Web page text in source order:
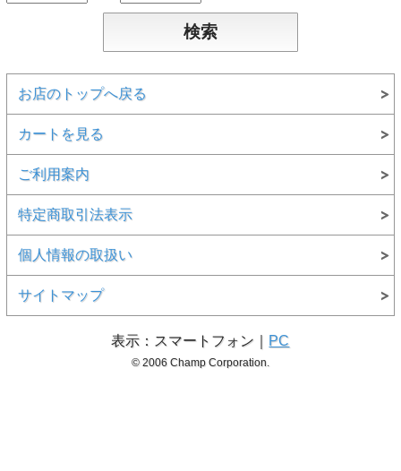
お店のトップへ戻る
カートを見る
ご利用案内
特定商取引法表示
個人情報の取扱い
サイトマップ
表示：スマートフォン｜ PC
© 2006 Champ Corporation.